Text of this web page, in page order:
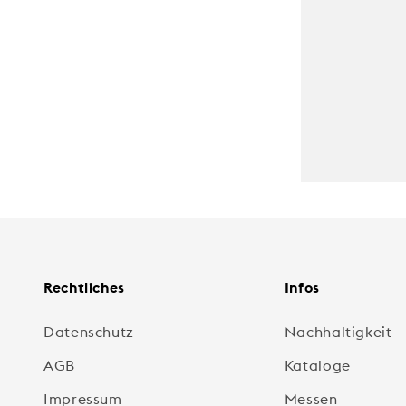
Rechtliches
Datenschutz
AGB
Impressum
Infos
Nachhaltigkeit
Kataloge
Messen